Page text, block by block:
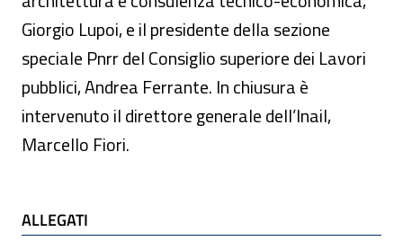
Giorgio Lupoi, e il presidente della sezione
speciale Pnrr del Consiglio superiore dei Lavori
pubblici, Andrea Ferrante. In chiusura è
intervenuto il direttore generale dell’Inail,
Marcello Fiori.
ALLEGATI
ALLEGATI